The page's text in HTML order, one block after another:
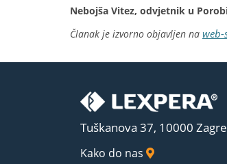
Nebojša Vitez, odvjetnik u
Članak je izvorno objavljen na
Tuškanova 37, 10000
Kako do nas